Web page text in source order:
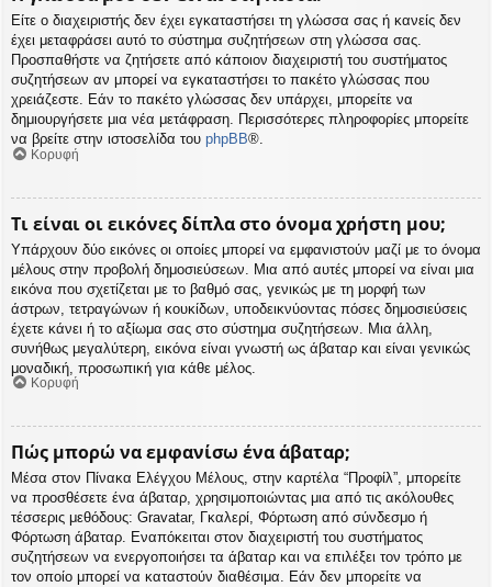
Είτε ο διαχειριστής δεν έχει εγκαταστήσει τη γλώσσα σας ή κανείς δεν
έχει μεταφράσει αυτό το σύστημα συζητήσεων στη γλώσσα σας.
Προσπαθήστε να ζητήσετε από κάποιον διαχειριστή του συστήματος
συζητήσεων αν μπορεί να εγκαταστήσει το πακέτο γλώσσας που
χρειάζεστε. Εάν το πακέτο γλώσσας δεν υπάρχει, μπορείτε να
δημιουργήσετε μια νέα μετάφραση. Περισσότερες πληροφορίες μπορείτε
να βρείτε στην ιστοσελίδα του phpBB®.
Κορυφή
Τι είναι οι εικόνες δίπλα στο όνομα χρήστη μου;
Υπάρχουν δύο εικόνες οι οποίες μπορεί να εμφανιστούν μαζί με το όνομα
μέλους στην προβολή δημοσιεύσεων. Μια από αυτές μπορεί να είναι μια
εικόνα που σχετίζεται με το βαθμό σας, γενικώς με τη μορφή των
άστρων, τετραγώνων ή κουκίδων, υποδεικνύοντας πόσες δημοσιεύσεις
έχετε κάνει ή το αξίωμα σας στο σύστημα συζητήσεων. Μια άλλη,
συνήθως μεγαλύτερη, εικόνα είναι γνωστή ως άβαταρ και είναι γενικώς
μοναδική, προσωπική για κάθε μέλος.
Κορυφή
Πώς μπορώ να εμφανίσω ένα άβαταρ;
Μέσα στον Πίνακα Ελέγχου Μέλους, στην καρτέλα “Προφίλ”, μπορείτε
να προσθέσετε ένα άβαταρ, χρησιμοποιώντας μια από τις ακόλουθες
τέσσερις μεθόδους: Gravatar, Γκαλερί, Φόρτωση από σύνδεσμο ή
Φόρτωση άβαταρ. Εναπόκειται στον διαχειριστή του συστήματος
συζητήσεων να ενεργοποιήσει τα άβαταρ και να επιλέξει τον τρόπο με
τον οποίο μπορεί να καταστούν διαθέσιμα. Εάν δεν μπορείτε να